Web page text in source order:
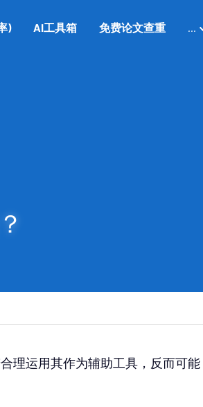
) AI工具箱 免费论文查重 …
理运用其作为辅助工具，反而可能